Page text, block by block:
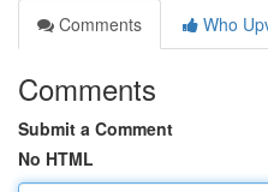
Comments
Who
Comments
Submit a Comment
No HTML